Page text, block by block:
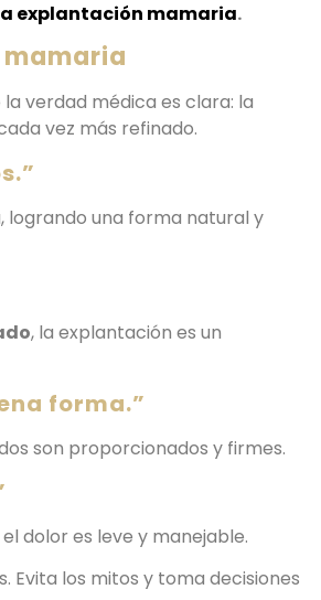
explantación mamaria.
verdad médica es clara: la
vez más refinado.
logrando una forma natural y
, la explantación es un
forma.”
son proporcionados y firmes.
dolor es leve y manejable.
los mitos y toma decisiones